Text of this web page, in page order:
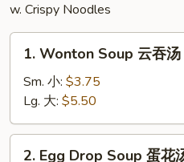
w. Crispy Noodles
Wonton
Soup
吞
汤
1. Wonton Soup 云吞汤
Sm. 小: $3.75
Lg. 大: $5.50
2. Egg Drop Soup 蛋花